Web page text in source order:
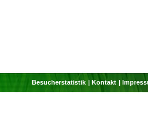
Besucherstatistik Kontakt